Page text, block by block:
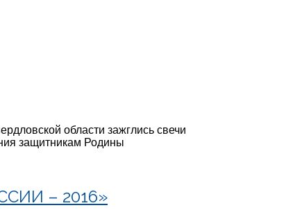
области зажглись свечи
защитникам Родины
– 2016»